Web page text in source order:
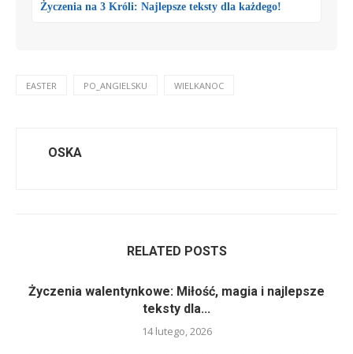
Życzenia na 3 Króli: Najlepsze teksty dla każdego!
EASTER PO_ANGIELSKU WIELKANOC
OSKA
RELATED POSTS
Życzenia walentynkowe: Miłość, magia i najlepsze
teksty dla...
14 lutego, 2026